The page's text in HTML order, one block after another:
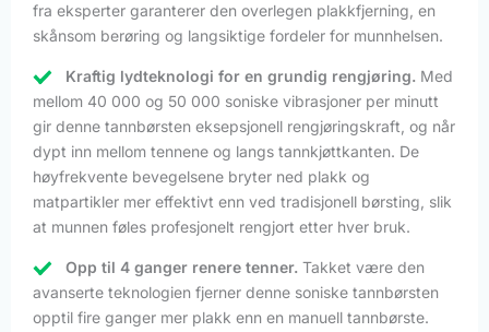
fra eksperter garanterer den overlegen plakkfjerning, en
skånsom berøring og langsiktige fordeler for munnhelsen.
Kraftig lydteknologi for en grundig rengjøring. Med
mellom 40 000 og 50 000 soniske vibrasjoner per minutt
gir denne tannbørsten eksepsjonell rengjøringskraft, og når
dypt inn mellom tennene og langs tannkjøttkanten. De
høyfrekvente bevegelsene bryter ned plakk og
matpartikler mer effektivt enn ved tradisjonell børsting, slik
at munnen føles profesjonelt rengjort etter hver bruk.
Opp til 4 ganger renere tenner. Takket være den
avanserte teknologien fjerner denne soniske tannbørsten
opptil fire ganger mer plakk enn en manuell tannbørste.